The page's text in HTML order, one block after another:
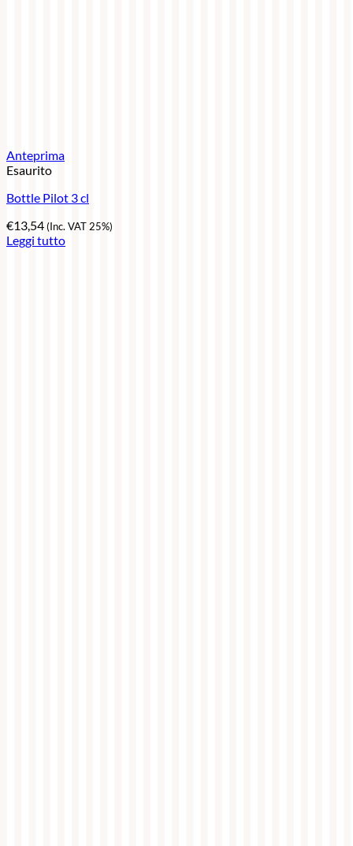
Anteprima
Esaurito
Bottle Pilot 3 cl
€13,54(Inc. VAT 25%)
Leggi tutto